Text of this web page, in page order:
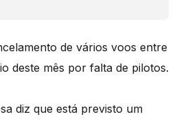
de vários voos entre
deste mês por falta de pilotos.
diz que está previsto um